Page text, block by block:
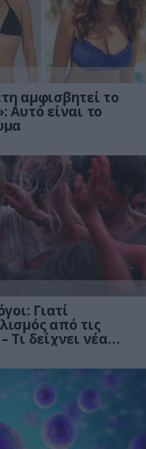
αμφισβητεί το
Αυτό είναι το
Γιατί
από τις
Τι δείχνει νέα